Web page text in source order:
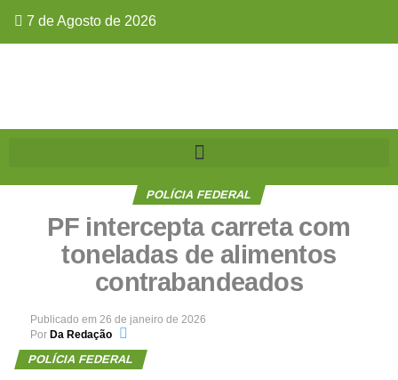
7 de Agosto de 2026
POLÍCIA FEDERAL
PF intercepta carreta com
toneladas de alimentos
contrabandeados
Publicado em 26 de janeiro de 2026
Por Da Redação
POLÍCIA FEDERAL